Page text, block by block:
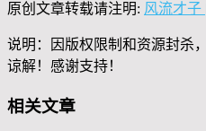
原创文章转载请注明: 风流才子
说明：因版权限制和资源封杀
谅解！感谢支持！
相关文章